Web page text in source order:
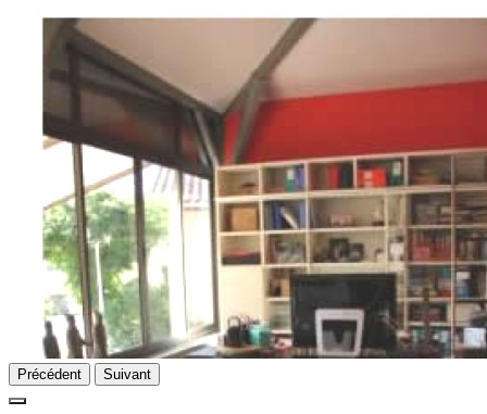
Précédent Suivant